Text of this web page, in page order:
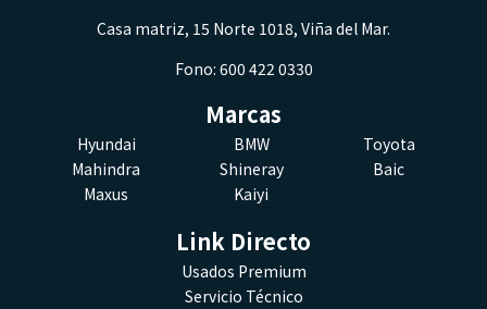
Casa matriz, 15 Norte 1018, Viña del Mar.
Fono: 600 422 0330
Marcas
Hyundai BMW
Toyota
Mahindra
Shineray
Baic
Maxus
Kaiyi
Link Directo
Usados Premium
Servicio Técnico